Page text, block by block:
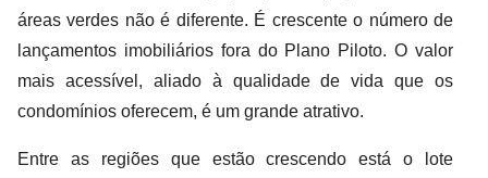
áreas verdes não é diferente. É crescente o número de
lançamentos imobiliários fora do Plano Piloto. O valor
mais acessível, aliado à qualidade de vida que os
condomínios oferecem, é um grande atrativo.
Entre as regiões que estão crescendo está o lote